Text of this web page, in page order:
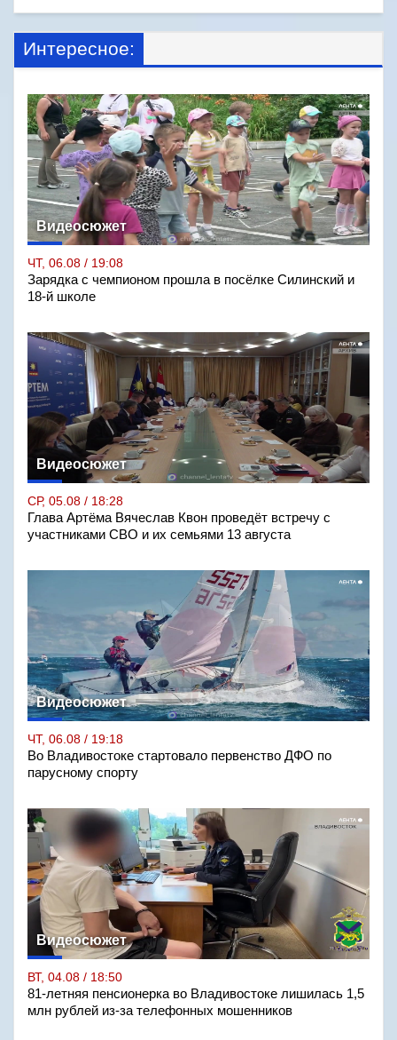
Интересное:
Видеосюжет
ЧТ, 06.08 / 19:08
Зарядка с чемпионом прошла в посёлке Силинский и
18-й школе
Видеосюжет
СР, 05.08 / 18:28
Глава Артёма Вячеслав Квон проведёт встречу с
участниками СВО и их семьями 13 августа
Видеосюжет
ЧТ, 06.08 / 19:18
Во Владивостоке стартовало первенство ДФО по
парусному спорту
Видеосюжет
ВТ, 04.08 / 18:50
81-летняя пенсионерка во Владивостоке лишилась 1,5
млн рублей из-за телефонных мошенников